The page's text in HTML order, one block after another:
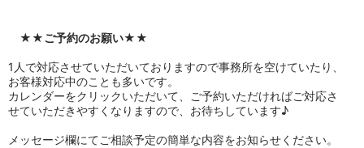
★★ご予約のお願い★★
1人で対応させていただいておりますので事務所を空けていたり、
お客様対応中のことも多いです。
カレンダーをクリックいただいて、ご予約いただければご対応さ
せていただきやすくなりますので、お待ちしています♪
メッセージ欄にてご相談予定の簡単な内容をお知らせください。